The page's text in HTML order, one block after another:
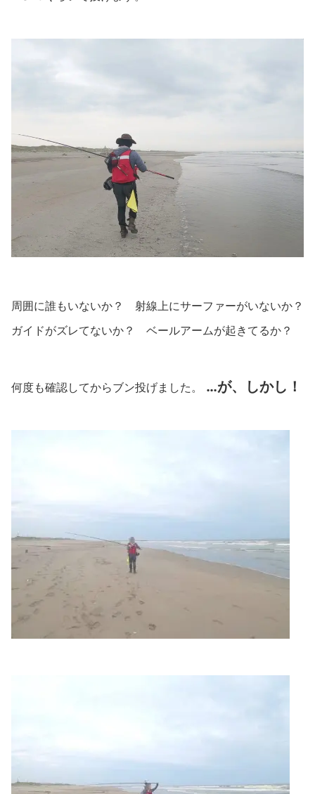
周囲に誰もいないか？ 射線上にサーファーがいないか？
ガイドがズレてないか？ ベールアームが起きてるか？
何度も確認してからブン投げました。 …が、しかし！